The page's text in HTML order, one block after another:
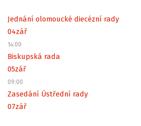
Jednání olomoucké diecézní rady
04zář
14:00
Biskupská rada
05zář
09:00
Zasedání Ústřední rady
07zář